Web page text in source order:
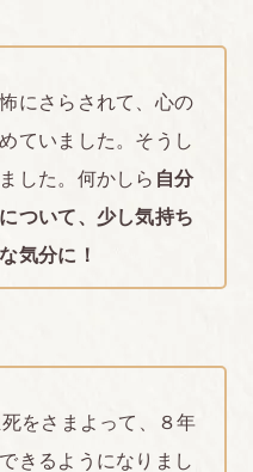
にさらされて、心の
ていました。そうし
した。何かしら 自分
ついて、少し気持ち
気分に！
をさまよって、８年
きるようになりまし